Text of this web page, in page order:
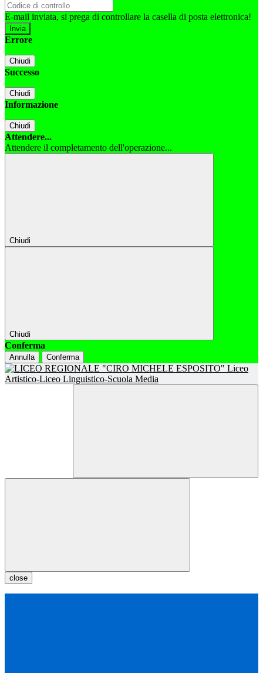
E-mail inviata, si prega di controllare la casella di posta elettronica!
Errore
Chiudi
Successo
Chiudi
Informazione
Chiudi
Attendere...
Attendere il completamento dell'operazione...
Chiudi
Chiudi
Conferma
Annulla Conferma
close